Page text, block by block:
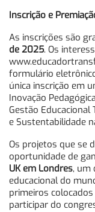
Inscrição e
As inscrições são
de 2025. Os
formulário
única inscrição em
Inovação
Gestão
e Sustentabilidade
Os projetos que se
oportunidade de
UK em Londres, um
educacional do
primeiros
participar do